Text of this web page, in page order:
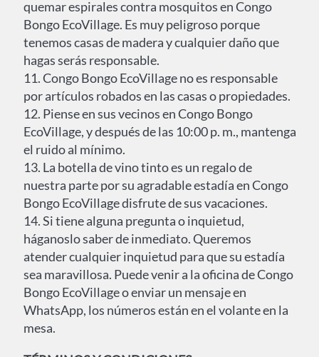
quemar espirales contra mosquitos en Congo
Bongo EcoVillage. Es muy peligroso porque
tenemos casas de madera y cualquier daño que
hagas serás responsable.
11. Congo Bongo EcoVillage no es responsable
por artículos robados en las casas o propiedades.
12. Piense en sus vecinos en Congo Bongo
EcoVillage, y después de las 10:00 p. m., mantenga
el ruido al mínimo.
13. La botella de vino tinto es un regalo de
nuestra parte por su agradable estadía en Congo
Bongo EcoVillage disfrute de sus vacaciones.
14. Si tiene alguna pregunta o inquietud,
háganoslo saber de inmediato. Queremos
atender cualquier inquietud para que su estadía
sea maravillosa. Puede venir a la oficina de Congo
Bongo EcoVillage o enviar un mensaje en
WhatsApp, los números están en el volante en la
mesa.